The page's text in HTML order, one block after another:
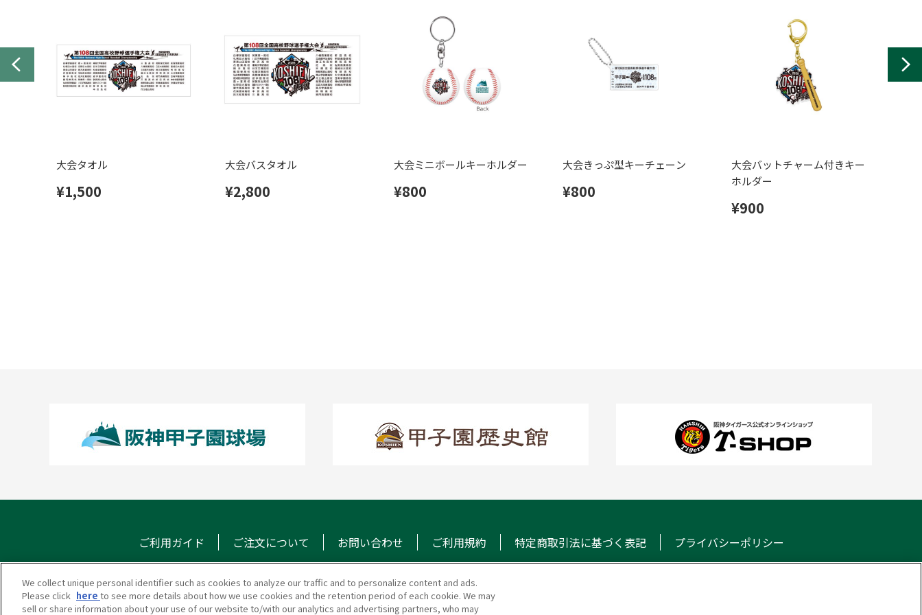
大会タオル
¥1,500
大会バスタオル
¥2,800
大会ミニボールキーホルダー
¥800
大会きっぷ型キーチェーン
¥800
大会バットチャーム付きキー
ホルダー
¥900
ご利用ガイド ご注文について お問い合わせ ご利用規約 特定商取引法に基づく表記 プライバシーポリシー
甲子園eモール メールマガジン
We collect unique personal identifier such as cookies to analyze our traffic and to personalize content and ads.
Please click here to see more details about how we use cookies and the retention period of each cookie. We may
sell or share information about your use of our website to/with our analytics and advertising partners, who may